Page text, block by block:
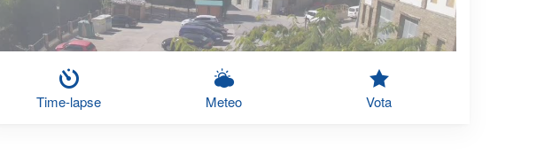
Time-lapse Meteo Vota